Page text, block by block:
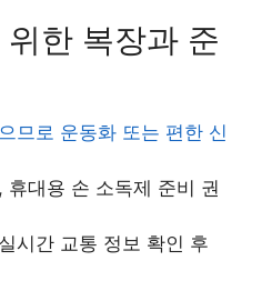
한 복장과 준
므로 운동화 또는 편한 신
휴대용 손 소독제 준비 권
시간 교통 정보 확인 후